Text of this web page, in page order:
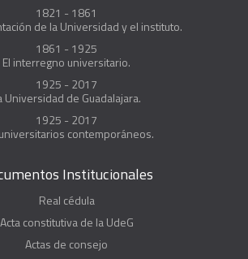
1821 - 1861
de la Universidad y el instituto.
1861 - 1925
El interregno universitario.
1925 - 2017
Universidad de Guadalajara.
1925 - 2017
contemporáneos.
Institucionales
Real cédula
Acta constitutiva de la UdeG
Actas de consejo